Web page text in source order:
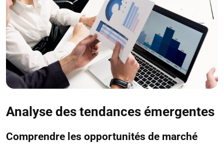
Analyse des tendances émergentes
Comprendre les opportunités de marché